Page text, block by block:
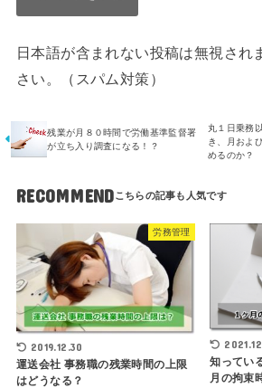
日本語が含まれない投稿は無視され
さい。（スパム対策）
残業が月８０時間で労働基準監督署
が立ち入り調査になる！？
丸１日乗務
き、月およ
めるのか？
RECOMMEND
労務管理
2019.12.30
運送会社 事務職の残業時間の上限
はどうなる？
知ってい
月の拘束